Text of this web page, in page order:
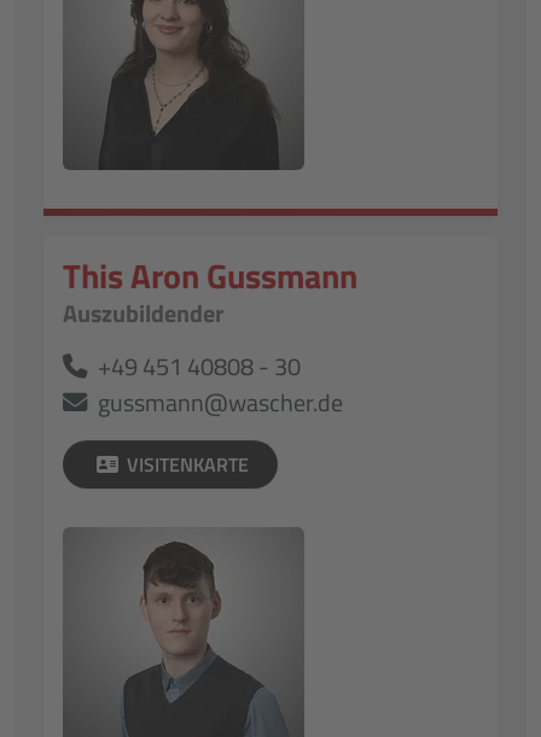
This Aron Gussmann
Auszubildender
+49 451 40808 - 30
gussmann@wascher.de
VISITENKARTE